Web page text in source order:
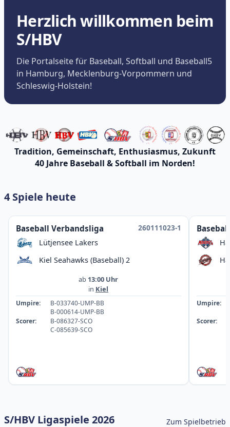
Herzlich willkommen beim
S/HBV
Die Portalseite für Baseball, Softball und Baseball5
in Hamburg, Mecklenburg-Vorpommern und
Schleswig-Holstein!
Tradition, Gemeinschaft, Enthusiasmus, Zukunft
40 Jahre Baseball & Softball im Norden!
4 Spiele heute
Baseball Verbandsliga
260111023-1
Lütjensee Lakers
Kiel Seahawks (Baseball) 2
ab 13:00 Uhr
in Kiel
Umpire:
B-033740-UMP-BB
B-000614-UMP-BB
Scorer:
B-086327-SCO
C-085639-SCO
Umpire:
Scorer:
S/HBV Ligaspiele 2026 Zum Spielbetrieb